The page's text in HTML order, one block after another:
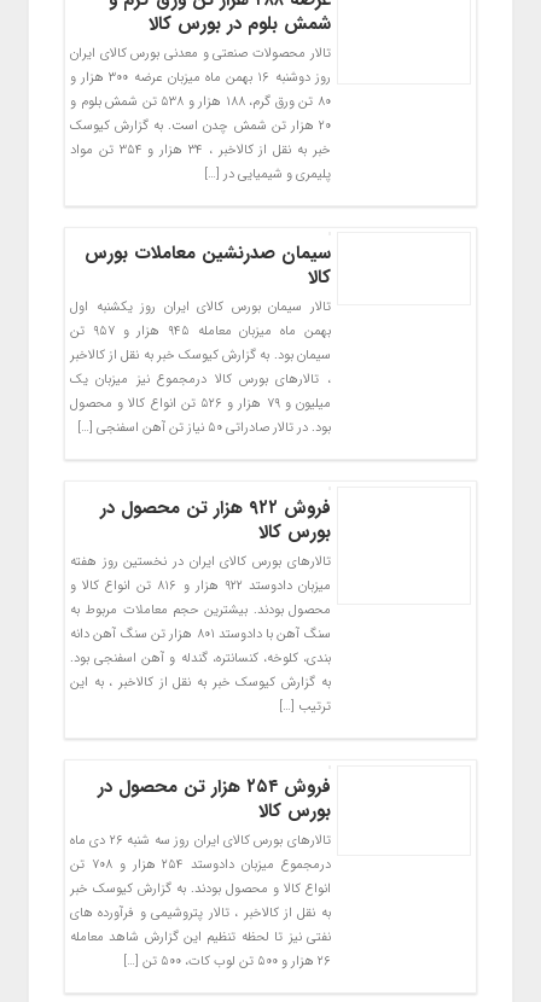
شمش بلوم در بورس کالا
تالار محصولات صنعتی و معدنی بورس کالای ایران
روز دوشنبه ۱۶ بهمن ماه میزبان عرضه ۳۰۰ هزار و
۸۰ تن ورق گرم، ۱۸۸ هزار و ۵۳۸ تن شمش بلوم و
۲۰ هزار تن شمش چدن است. به گزارش کیوسک
خبر به نقل از کالاخبر ، ۳۴ هزار و ۳۵۴ تن مواد
پلیمری و شیمیایی در […]
سیمان صدرنشین معاملات بورس
کالا
تالار سیمان بورس کالای ایران روز یکشنبه اول
بهمن ماه میزبان معامله ۹۴۵ هزار و ۹۵۷ تن
سیمان بود. به گزارش کیوسک خبر به نقل از کالاخبر
، تالارهای بورس کالا درمجموع نیز میزبان یک
میلیون و ۷۹ هزار و ۵۲۶ تن انواع کالا و محصول
بود. در تالار صادراتی ۵۰ نیاز تن آهن اسفنجی […]
فروش ۹۲۲ هزار تن محصول در
بورس کالا
تالارهای بورس کالای ایران در نخستین روز هفته
میزبان دادوستد ۹۲۲ هزار و ۸۱۶ تن انواع کالا و
محصول بودند. بیشترین حجم معاملات مربوط به
سنگ آهن با دادوستد ۸۰۱ هزار تن سنگ آهن دانه
بندی، کلوخه، کنسانتره، گندله و آهن اسفنجی بود.
به گزارش کیوسک خبر به نقل از کالاخبر ، به این
ترتیب […]
فروش ۲۵۴ هزار تن محصول در
بورس کالا
تالارهای بورس کالای ایران روز سه شنبه ۲۶ دی ماه
درمجموع میزبان دادوستد ۲۵۴ هزار و ۷۰۸ تن
انواع کالا و محصول بودند. به گزارش کیوسک خبر
به نقل از کالاخبر ، تالار پتروشیمی و فرآورده های
نفتی نیز تا لحظه تنظیم این گزارش شاهد معامله
۲۶ هزار و ۵۰۰ تن لوب کات، ۵۰۰ تن […]